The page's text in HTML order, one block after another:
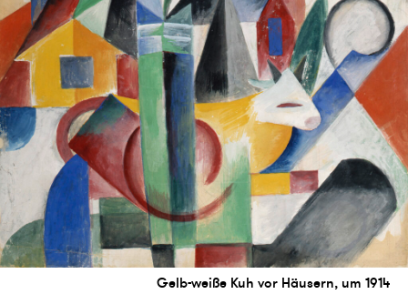
Gelb-weiße Kuh vor Häusern, um 1914